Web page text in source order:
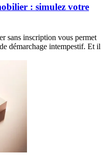
: simulez votre
sans inscription vous permet
démarchage intempestif. Et il